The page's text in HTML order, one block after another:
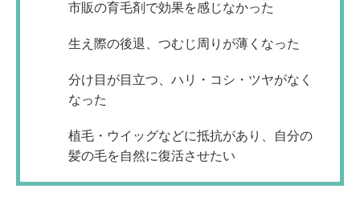
市販の育毛剤で効果を感じなかった
生え際の後退、つむじ周りが薄くなった
分け目が目立つ、ハリ・コシ・ツヤがなく
なった
植毛・ウイッグなどに抵抗があり、自分の
髪の毛を自然に復活させたい